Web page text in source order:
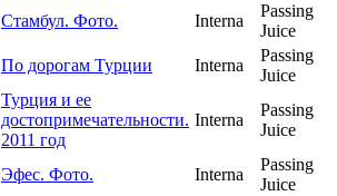
Стамбул. Фото.
Interna
Passing
Juice
По дорогам Турции
Interna
Passing
Juice
Турция и ее
достопримечательности.
2011 год
Interna
Passing
Juice
Эфес. Фото. Interna
Passing
Juice